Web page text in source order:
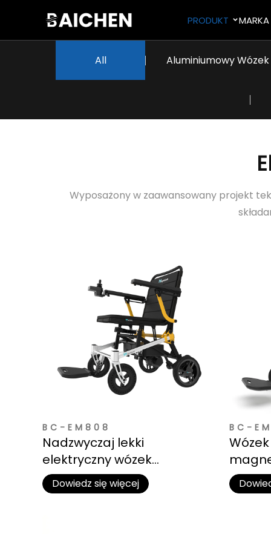
PRODUKT MARKA
Wszystkie Aluminiumowy
Wyposażony w zaawansowany projekt
BC-EM808
Nadzwyczaj lekki
elektryczny wózek
inwalidzki z stopu magnezu
Dowiedz się więcej
BC-